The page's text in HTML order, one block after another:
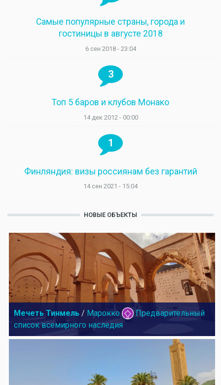
Самые популярные страны, города и
гостиницы в августе 2018
6 сен 2018 - 23:04
3
Топ 5 баров и клубов Монако
14 дек 2012 - 00:00
1
Финляндия: визы россиянам без гарантий
14 сен 2021 - 15:04
НОВЫЕ ОБЪЕКТЫ
Мечеть Тинмель / Марокко
Предварительный
список всемирного наследия